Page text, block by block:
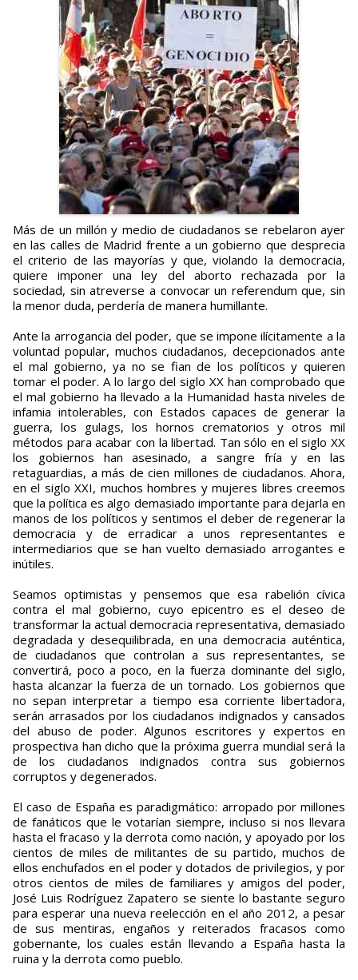
Más de un millón y medio de ciudadanos se rebelaron ayer
en las calles de Madrid frente a un gobierno que desprecia
el criterio de las mayorías y que, violando la democracia,
quiere imponer una ley del aborto rechazada por la
sociedad, sin atreverse a convocar un referendum que, sin
la menor duda, perdería de manera humillante.
Ante la arrogancia del poder, que se impone ilícitamente a la
voluntad popular, muchos ciudadanos, decepcionados ante
el mal gobierno, ya no se fian de los políticos y quieren
tomar el poder. A lo largo del siglo XX han comprobado que
el mal gobierno ha llevado a la Humanidad hasta niveles de
infamia intolerables, con Estados capaces de generar la
guerra, los gulags, los hornos crematorios y otros mil
métodos para acabar con la libertad. Tan sólo en el siglo XX
los gobiernos han asesinado, a sangre fría y en las
retaguardias, a más de cien millones de ciudadanos. Ahora,
en el siglo XXI, muchos hombres y mujeres libres creemos
que la política es algo demasiado importante para dejarla en
manos de los políticos y sentimos el deber de regenerar la
democracia y de erradicar a unos representantes e
intermediarios que se han vuelto demasiado arrogantes e
inútiles.
Seamos optimistas y pensemos que esa rabelión cívica
contra el mal gobierno, cuyo epicentro es el deseo de
transformar la actual democracia representativa, demasiado
degradada y desequilibrada, en una democracia auténtica,
de ciudadanos que controlan a sus representantes, se
convertirá, poco a poco, en la fuerza dominante del siglo,
hasta alcanzar la fuerza de un tornado. Los gobiernos que
no sepan interpretar a tiempo esa corriente libertadora,
serán arrasados por los ciudadanos indignados y cansados
del abuso de poder. Algunos escritores y expertos en
prospectiva han dicho que la próxima guerra mundial será la
de los ciudadanos indignados contra sus gobiernos
corruptos y degenerados.
El caso de España es paradigmático: arropado por millones
de fanáticos que le votarían siempre, incluso si nos llevara
hasta el fracaso y la derrota como nación, y apoyado por los
cientos de miles de militantes de su partido, muchos de
ellos enchufados en el poder y dotados de privilegios, y por
otros cientos de miles de familiares y amigos del poder,
José Luis Rodríguez Zapatero se siente lo bastante seguro
para esperar una nueva reelección en el año 2012, a pesar
de sus mentiras, engaños y reiterados fracasos como
gobernante, los cuales están llevando a España hasta la
ruina y la derrota como pueblo.